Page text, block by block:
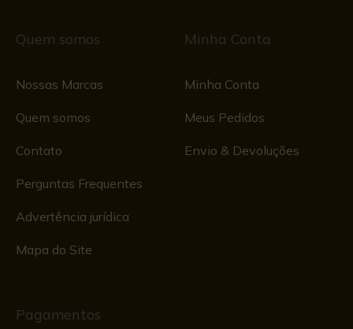
Quem somos
Nossas Marcas
Quem somos
Contato
Perguntas Frequentes
Advertência jurídica
Mapa do Site
Minha Conta
Minha Conta
Meus Pedidos
Envio & Devoluções
Pagamentos